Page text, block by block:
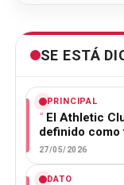
SE ESTÁ
PRINCIPAL
El Athletic
definido como
27/05/2026
DATO